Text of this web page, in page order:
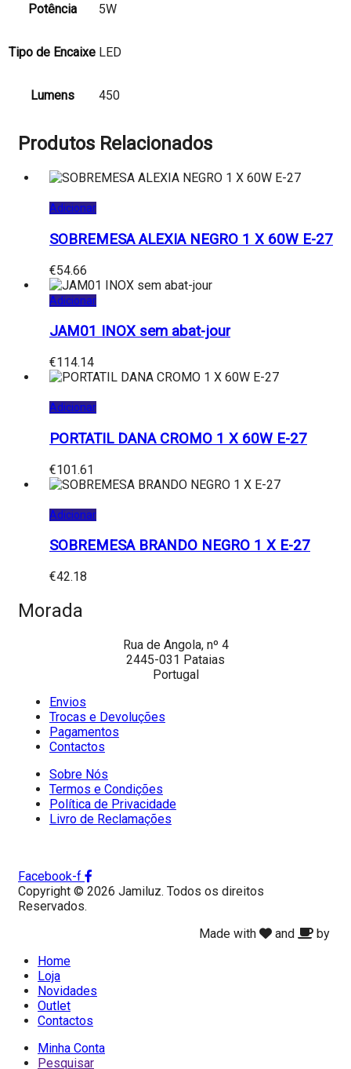
Potência 5W
Tipo de Encaixe LED
Lumens 450
Produtos Relacionados
Adicionar
SOBREMESA ALEXIA NEGRO 1 X 60W E-27
€54.66
Adicionar
JAM01 INOX sem abat-jour
€114.14
Adicionar
PORTATIL DANA CROMO 1 X 60W E-27
€101.61
Adicionar
SOBREMESA BRANDO NEGRO 1 X E-27
€42.18
Morada
Rua de Angola, nº 4
2445-031 Pataias
Portugal
Envios
Trocas e Devoluções
Pagamentos
Contactos
Sobre Nós
Termos e Condições
Política de Privacidade
Livro de Reclamações
Facebook-f
Copyright © 2026 Jamiluz. Todos os direitos
Reservados.
Made with
and
by
Home
Loja
Novidades
Outlet
Contactos
Minha Conta
Pesquisar